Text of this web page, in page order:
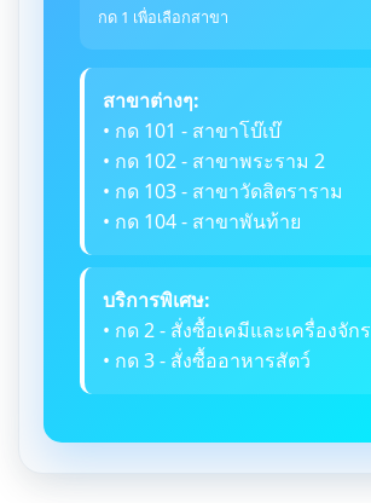
กด 1 เพื่อเลือกสาขา
สาขาต่างๆ:
• กด 101 - สาขาโบ๊เบ๊
• กด 102 - สาขาพระราม 2
• กด 103 - สาขาวัดสิตราราม
• กด 104 - สาขาพันท้าย
บริการพิเศษ:
• กด 2 - สั่งซื้อเคมีและเครื่องจักร
• กด 3 - สั่งซื้ออาหารสัตว์